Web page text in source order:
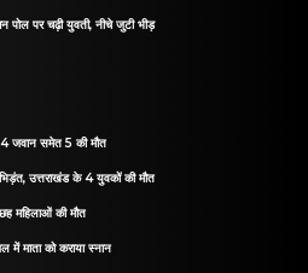
पोल पर चढ़ी युवती, नीचे जुटी भीड़
जवान समेत 5 की मौत
भिड़ंत, उत्तराखंड के 4 युवकों की मौत
महिलाओं की मौत
में माता को कराया स्नान